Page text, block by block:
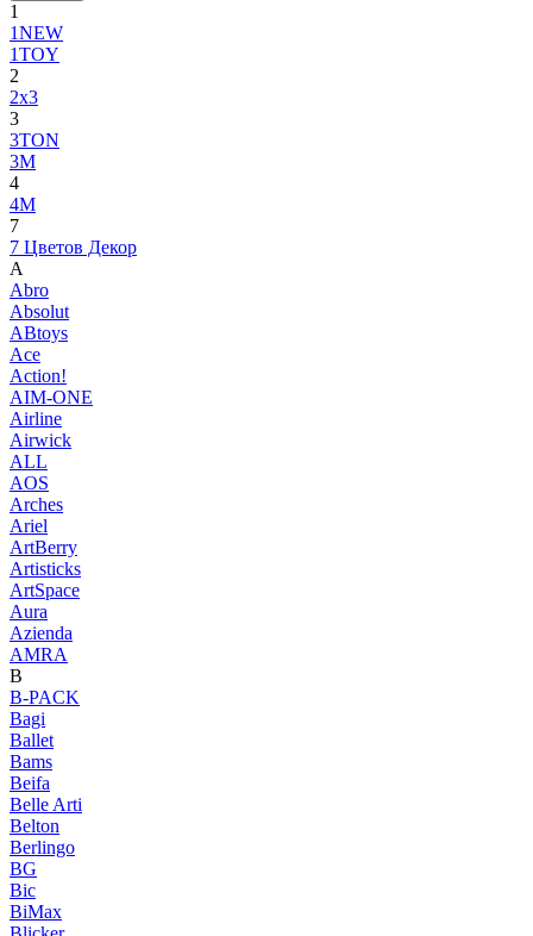
1
1NEW
1TOY
2
2x3
3
3TON
3М
4
4M
7
7 Цветов Декор
A
Abro
Absolut
ABtoys
Ace
Action!
AIM-ONE
Airline
Airwick
ALL
AOS
Arches
Ariel
ArtBerry
Artisticks
ArtSpace
Aura
Azienda
AМRA
B
B-PACK
Bagi
Ballet
Bams
Beifa
Belle Arti
Belton
Berlingo
BG
Bic
BiMax